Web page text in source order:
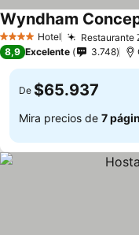
4 EstrellasHotel Restaurante
Wyndham
8,9 Excelente 3.748
De $65.937
Mira precios de 7